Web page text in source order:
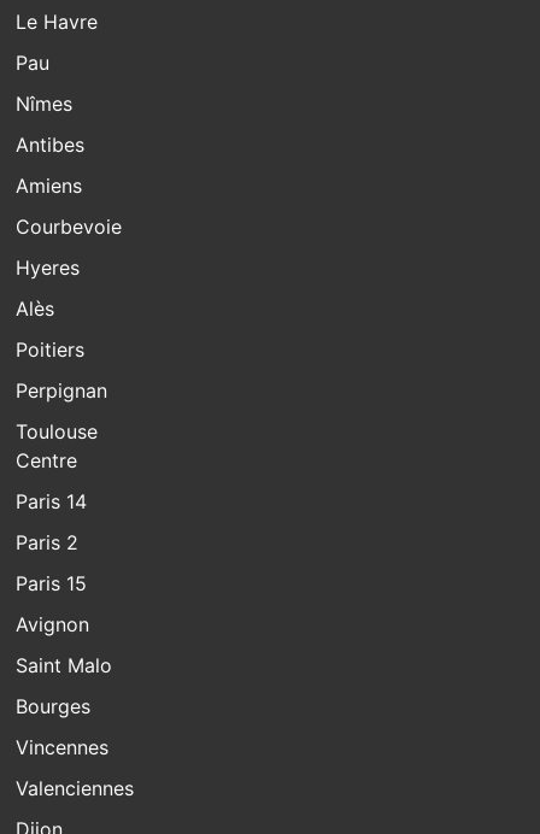
Le Havre
Pau
Nîmes
Antibes
Amiens
Courbevoie
Hyeres
Alès
Poitiers
Perpignan
Toulouse
Centre
Paris 14
Paris 2
Paris 15
Avignon
Saint Malo
Bourges
Vincennes
Valenciennes
Dijon